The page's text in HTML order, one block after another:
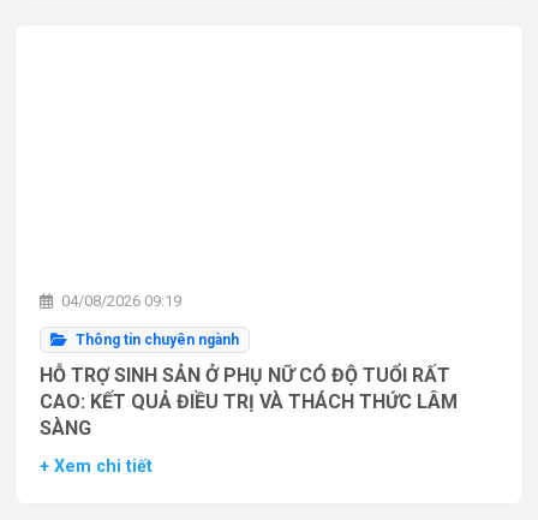
04/08/2026 09:19
Thông tin chuyên ngành
HỖ TRỢ SINH SẢN Ở PHỤ NỮ CÓ ĐỘ TUỔI RẤT
CAO: KẾT QUẢ ĐIỀU TRỊ VÀ THÁCH THỨC LÂM
SÀNG
+ Xem chi tiết